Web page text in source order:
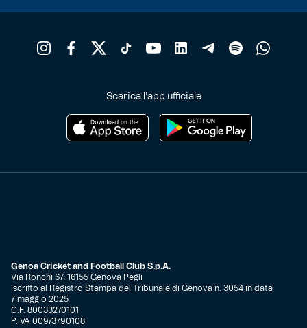
Scarica l'app ufficiale
Genoa Cricket and Football Club S.p.A.
Via Ronchi 67, 16155 Genova Pegli
Iscritto al Registro Stampa del Tribunale di Genova n. 3054 in data
7 maggio 2025
C.F. 80033270101
P.IVA 00973790108